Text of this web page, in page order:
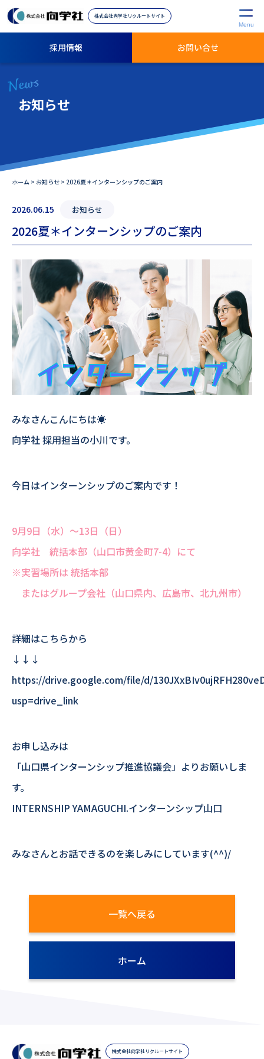
株式会社向学社リクルートサイト
Menu
採用情報 お問い合せ
News
お知らせ
ホーム > お知らせ > 2026夏＊インターンシップのご案内
2026.06.15 お知らせ
2026夏＊インターンシップのご案内
みなさんこんにちは☀
向学社 採用担当の小川です。
今日はインターンシップのご案内です！
9月9日（水）～13日（日）
向学社 統括本部（山口市黄金町7-4）にて
※実習場所は 統括本部
またはグループ会社（山口県内、広島市、北九州市）
詳細はこちらから
↓↓↓
https://drive.google.com/file/d/
usp=drive_link
お申し込みは
「山口県インターンシップ推進協議会」よりお願いしま
す。
INTERNSHIP YAMAGUCHI.インターンシップ山口
みなさんとお話できるのを楽しみにしています(^^)/
一覧へ戻る
ホーム
株式会社向学社リクルートサイト